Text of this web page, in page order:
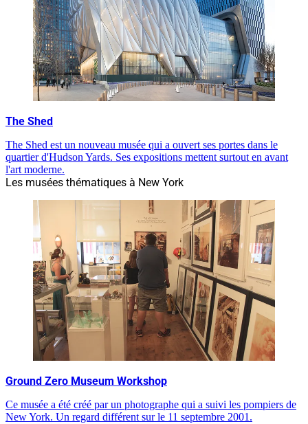
The Shed
The Shed est un nouveau musée qui a ouvert ses portes dans le
quartier d'Hudson Yards. Ses expositions mettent surtout en avant
l'art moderne.
Les musées thématiques à New York
Ground Zero Museum Workshop
Ce musée a été créé par un photographe qui a suivi les pompiers de
New York. Un regard différent sur le 11 septembre 2001.